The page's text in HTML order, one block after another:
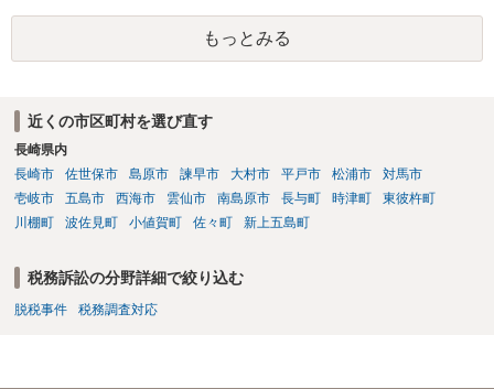
もっとみる
近くの市区町村を選び直す
長崎県内
長崎市
佐世保市 島原市 諫早市 大村市 平戸市 松浦市
対馬市
壱岐市
五島市 西海市 雲仙市 南島原市 長与町 時津町
東彼杵町
川棚町
波佐見町 小値賀町 佐々町 新上五島町
税務訴訟の分野詳細で絞り込む
脱税事件 税務調査対応